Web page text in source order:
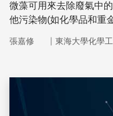
微藻可用來去除廢氣中
他污染物(如化學品和重
氫氣等)、合成氣、生物
作為動物飼料或水產飼料
張嘉修 ｜ 東海大學化學